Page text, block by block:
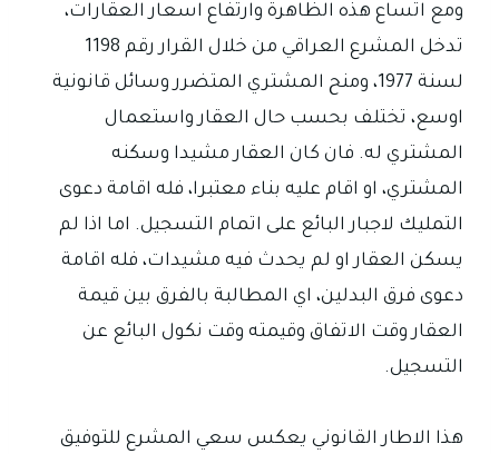
ومع اتساع هذه الظاهرة وارتفاع اسعار العقارات،
تدخل المشرع العراقي من خلال القرار رقم 1198
لسنة 1977، ومنح المشتري المتضرر وسائل قانونية
اوسع، تختلف بحسب حال العقار واستعمال
المشتري له. فان كان العقار مشيدا وسكنه
المشتري، او اقام عليه بناء معتبرا، فله اقامة دعوى
التمليك لاجبار البائع على اتمام التسجيل. اما اذا لم
يسكن العقار او لم يحدث فيه مشيدات، فله اقامة
دعوى فرق البدلين، اي المطالبة بالفرق بين قيمة
العقار وقت الاتفاق وقيمته وقت نكول البائع عن
التسجيل.
هذا الاطار القانوني يعكس سعي المشرع للتوفيق